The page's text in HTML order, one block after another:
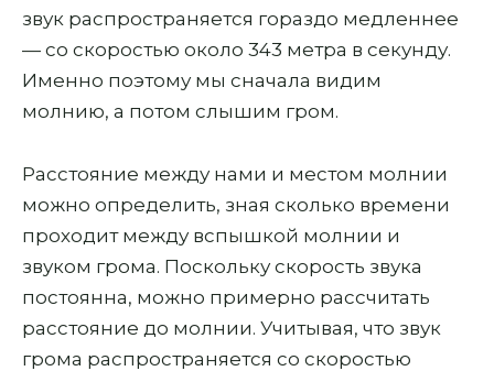
звук распространяется гораздо медленнее
— со скоростью около 343 метра в секунду.
Именно поэтому мы сначала видим
молнию, а потом слышим гром.
Расстояние между нами и местом молнии
можно определить, зная сколько времени
проходит между вспышкой молнии и
звуком грома. Поскольку скорость звука
постоянна, можно примерно рассчитать
расстояние до молнии. Учитывая, что звук
грома распространяется со скоростью